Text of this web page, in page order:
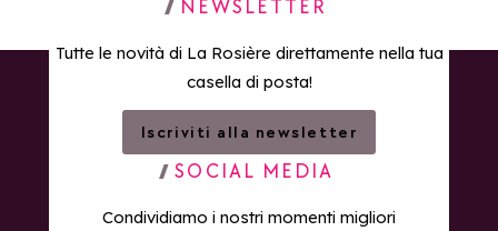
NEWSLETTER
Tutte le novità di La Rosière direttamente nella tua
casella di posta!
Iscriviti alla newsletter
SOCIAL MEDIA
Condividiamo i nostri momenti migliori